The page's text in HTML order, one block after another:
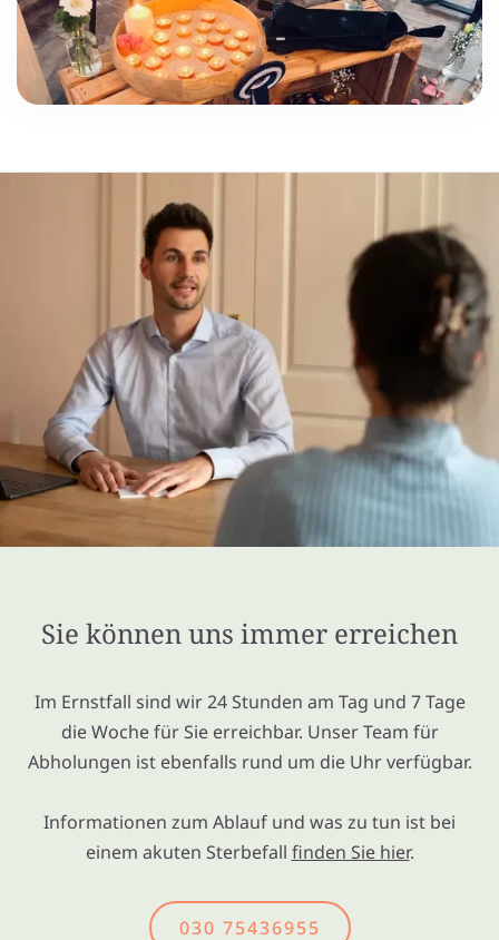
Sie können uns immer erreichen
Im Ernstfall sind wir 24 Stunden am Tag und 7 Tage
die Woche für Sie erreichbar. Unser Team für
Abholungen ist ebenfalls rund um die Uhr verfügbar.
Informationen zum Ablauf und was zu tun ist bei
einem akuten Sterbefall finden Sie hier.
030 75436955